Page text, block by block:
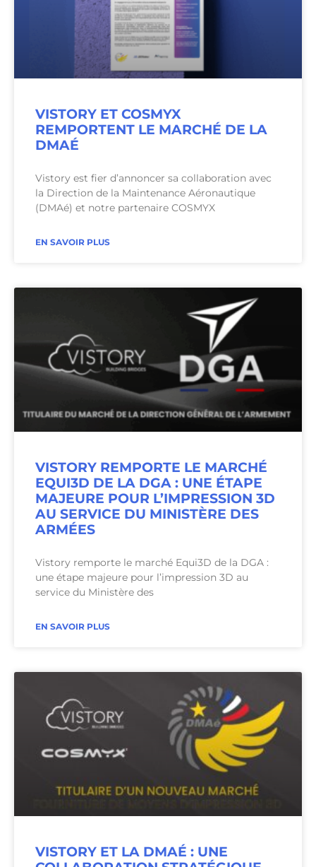
VISTORY ET COSMYX
REMPORTENT LE MARCHÉ DE LA
DMAÉ
Vistory est fier d’annoncer sa collaboration avec
la Direction de la Maintenance Aéronautique
(DMAé) et notre partenaire COSMYX
EN SAVOIR PLUS
VISTORY REMPORTE LE MARCHÉ
EQUI3D DE LA DGA : UNE ÉTAPE
MAJEURE POUR L’IMPRESSION 3D
AU SERVICE DU MINISTÈRE DES
ARMÉES
Vistory remporte le marché Equi3D de la DGA :
une étape majeure pour l’impression 3D au
service du Ministère des
EN SAVOIR PLUS
VISTORY ET LA DMAÉ : UNE